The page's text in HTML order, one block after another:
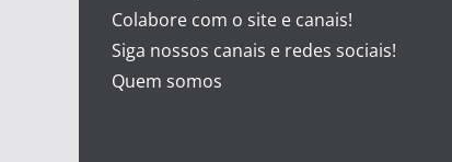
Colabore com o site e canais!
Siga nossos canais e redes sociais!
Quem somos